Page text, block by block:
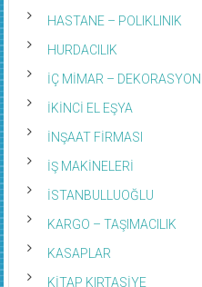
HASTANE – POLIKLINIK
HURDACILIK
İÇ MİMAR – DEKORASYON
İKİNCİ EL EŞYA
İNŞAAT FİRMASI
İŞ MAKİNELERİ
İSTANBULLUOĞLU
KARGO – TAŞIMACILIK
KASAPLAR
KİTAP KIRTASİYE